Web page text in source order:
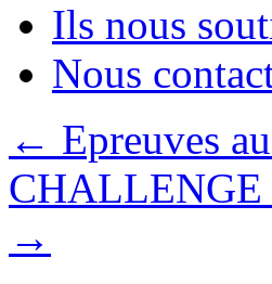
Ils nous
Nous
← Epreuves
CHALLENGE
→